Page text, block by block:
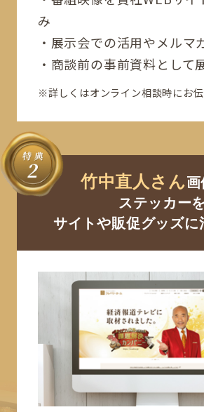
み
展示会での活用やメルマ
商談前の事前資料として
※詳しくはオンライン相談時にお伝
竹中直人さん画
ステッカーを
サイトや販促グッズに